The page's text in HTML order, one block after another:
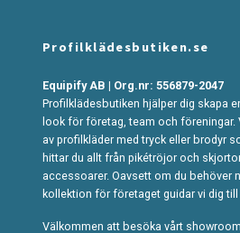
Profilklädesbutiken.se
Equipify AB | Org.nr: 556879-2047
Profilklädesbutiken hjälper dig skapa
look för företag, team och
av profilkläder med tryck eller brodyr
hittar du allt från pikétröjor och
accessoarer. Oavsett om du behöver
kollektion för företaget guidar vi dig
Välkommen att besöka vårt